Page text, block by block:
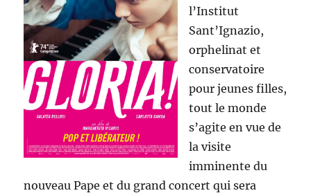
l’Institut
Sant’Ignazio,
orphelinat et
conservatoire
pour jeunes filles,
tout le monde
s’agite en vue de
la visite
imminente du
nouveau Pape et du grand concert qui sera